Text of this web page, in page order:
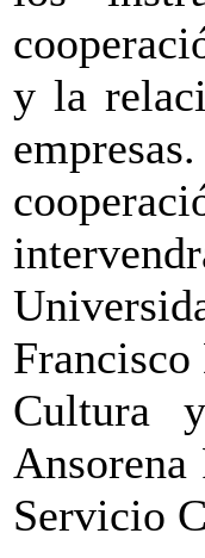
y la
Cultura
Servicio